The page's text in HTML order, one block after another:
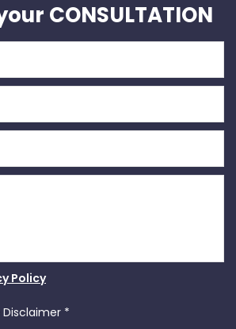
CONSULTATION
Policy
Disclaimer *